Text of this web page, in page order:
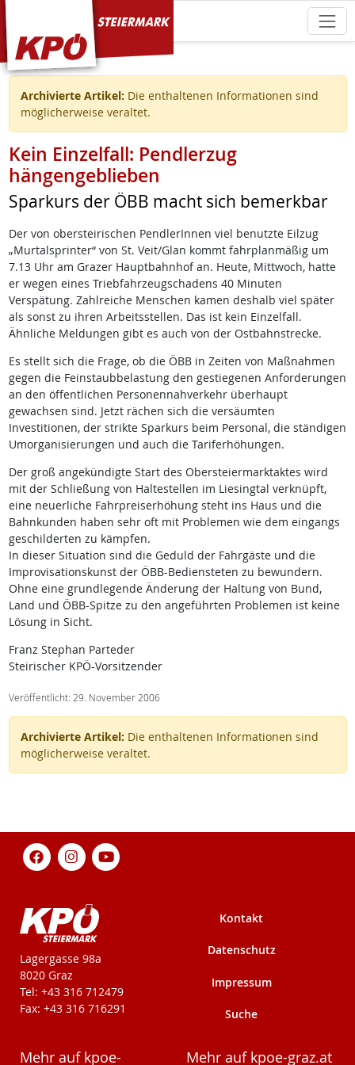
KPÖ Steiermark
Archivierte Artikel: Die enthaltenen Informationen sind
möglicherweise veraltet.
Kein Einzelfall: Pendlerzug
hängengeblieben
Sparkurs der ÖBB macht sich bemerkbar
Der von obersteirischen PendlerInnen viel benutzte Eilzug
„Murtalsprinter“ von St. Veit/Glan kommt fahrplanmäßig um
7.13 Uhr am Grazer Hauptbahnhof an. Heute, Mittwoch, hatte
er wegen eines Triebfahrzeugschadens 40 Minuten
Verspätung. Zahlreiche Menschen kamen deshalb viel später
als sonst zu ihren Arbeitsstellen. Das ist kein Einzelfall.
Ähnliche Meldungen gibt es auch von der Ostbahnstrecke.
Es stellt sich die Frage, ob die ÖBB in Zeiten von Maßnahmen
gegen die Feinstaubbelastung den gestiegenen Anforderungen
an den öffentlichen Personennahverkehr überhaupt
gewachsen sind. Jetzt rächen sich die versäumten
Investitionen, der strikte Sparkurs beim Personal, die ständigen
Umorganisierungen und auch die Tariferhöhungen.
Der groß angekündigte Start des Obersteiermarktaktes wird
mit der Schließung von Haltestellen im Liesingtal verknüpft,
eine neuerliche Fahrpreiserhöhung steht ins Haus und die
Bahnkunden haben sehr oft mit Problemen wie dem eingangs
geschilderten zu kämpfen.
In dieser Situation sind die Geduld der Fahrgäste und die
Improvisationskunst der ÖBB-Bediensteten zu bewundern.
Ohne eine grundlegende Änderung der Haltung von Bund,
Land und ÖBB-Spitze zu den angeführten Problemen ist keine
Lösung in Sicht.
Franz Stephan Parteder
Steirischer KPÖ-Vorsitzender
Veröffentlicht: 29. November 2006
Archivierte Artikel: Die enthaltenen Informationen sind
möglicherweise veraltet.
KPÖ-Steiermark
Lagergasse 98a
8020 Graz
Tel: +43 316 712479
Fax: +43 316 716291
Kontakt
Datenschutz
Impressum
Suche
Mehr auf kpoe- Mehr auf kpoe-graz.at